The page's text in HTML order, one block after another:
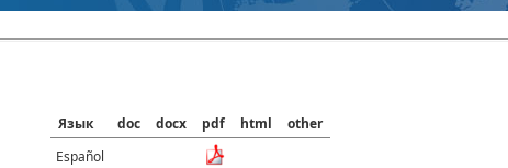
Язык doc docx pdf html
other
Español